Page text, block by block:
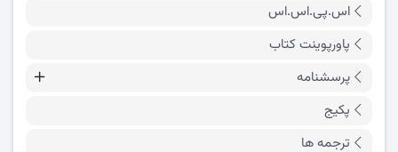
اس.پی.اس.اس
پاورپوینت کتاب
پرسشنامه
پکیج
ترجمه ها